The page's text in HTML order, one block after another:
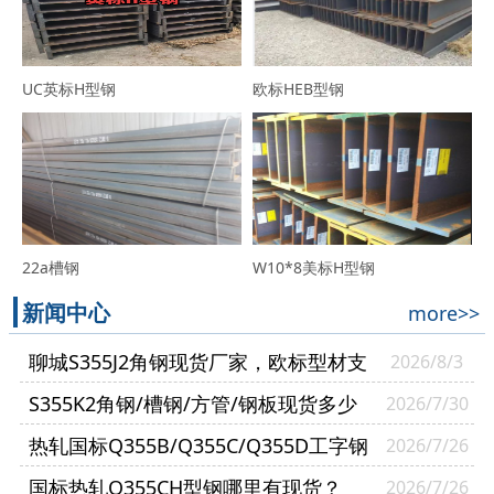
UC英标H型钢 欧标HEB型钢
22a槽钢 W10*8美标H型钢
新闻中心
more>>
聊城S355J2角钢现货厂家，欧标型材支
持零切送货到厂
2026/8/3
S355K2角钢/槽钢/方管/钢板现货多少
钱一吨？
2026/7/30
热轧国标Q355B/Q355C/Q355D工字钢
有什么区别？
2026/7/26
国标热轧Q355CH型钢哪里有现货？ 2026/7/26